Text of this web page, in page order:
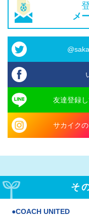
メ
友達登録
サカイク
そ
COACH UNITED